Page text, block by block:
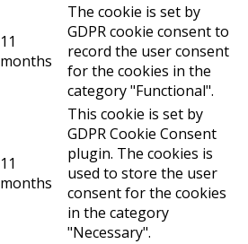
11
months
The cookie is set by
GDPR cookie consent to
record the user consent
for the cookies in the
category "Functional".
11
months
This cookie is set by
GDPR Cookie Consent
plugin. The cookies is
used to store the user
consent for the cookies
in the category
"Necessary".